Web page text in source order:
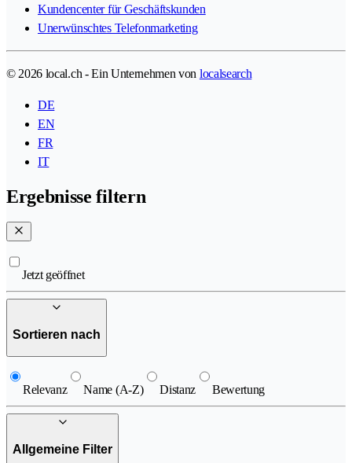
Kundencenter für Geschäftskunden
Unerwünschtes Telefonmarketing
© 2026 local.ch - Ein Unternehmen von localsearch
DE
EN
FR
IT
Ergebnisse filtern
Jetzt geöffnet
Sortieren nach
Relevanz Name (A-Z) Distanz Bewertung
Allgemeine Filter